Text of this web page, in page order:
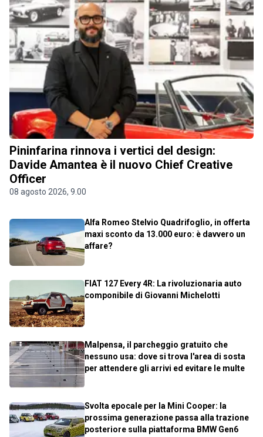
Pininfarina rinnova i vertici del design:
Davide Amantea è il nuovo Chief Creative
Officer
08 agosto 2026, 9.00
Alfa Romeo Stelvio Quadrifoglio, in offerta
maxi sconto da 13.000 euro: è davvero un
affare?
FIAT 127 Every 4R: La rivoluzionaria auto
componibile di Giovanni Michelotti
Malpensa, il parcheggio gratuito che
nessuno usa: dove si trova l'area di sosta
per attendere gli arrivi ed evitare le multe
Svolta epocale per la Mini Cooper: la
prossima generazione passa alla trazione
posteriore sulla piattaforma BMW Gen6